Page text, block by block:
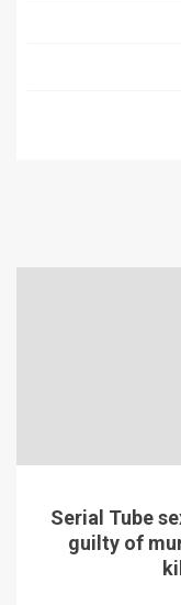
Serial Tube
guilty of